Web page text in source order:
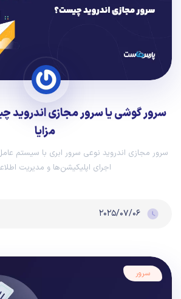
سرور گوشی یا سرور مجازی اندروید
مزایا
سرور مجازی اندروید نوعی سرور ابری با سیستم
اجرای اپلیکیشن‌ها و مدیریت
۲۰۲۵/۰۷/۰۶
سرور